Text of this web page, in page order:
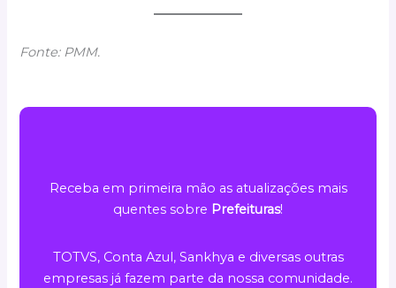
Fonte: PMM.
Receba em primeira mão as atualizações mais
quentes sobre Prefeituras!
TOTVS, Conta Azul, Sankhya e diversas outras
empresas já fazem parte da nossa comunidade.